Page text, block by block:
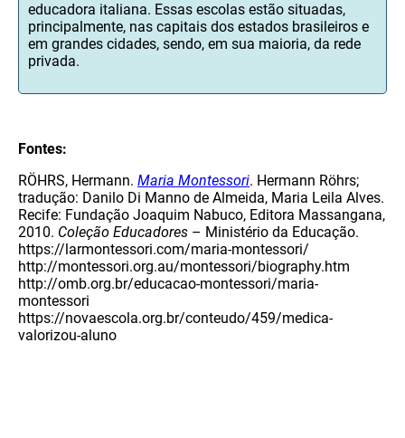
educadora italiana. Essas escolas estão situadas,
principalmente, nas capitais dos estados brasileiros e
em grandes cidades, sendo, em sua maioria, da rede
privada.
Fontes:
RÖHRS, Hermann. Maria Montessori. Hermann Röhrs;
tradução: Danilo Di Manno de Almeida, Maria Leila Alves.
Recife: Fundação Joaquim Nabuco, Editora Massangana,
2010. Coleção Educadores – Ministério da Educação.
https://larmontessori.com/maria-montessori/
http://montessori.org.au/montessori/biography.htm
http://omb.org.br/educacao-montessori/maria-
montessori
https://novaescola.org.br/conteudo/459/medica-
valorizou-aluno